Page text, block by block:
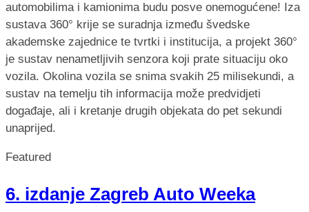
automobilima i kamionima budu posve onemogućene! Iza
sustava 360° krije se suradnja između švedske
akademske zajednice te tvrtki i institucija, a projekt 360°
je sustav nenametljivih senzora koji prate situaciju oko
vozila. Okolina vozila se snima svakih 25 milisekundi, a
sustav na temelju tih informacija može predvidjeti
događaje, ali i kretanje drugih objekata do pet sekundi
unaprijed.
Featured
6. izdanje Zagreb Auto Weeka